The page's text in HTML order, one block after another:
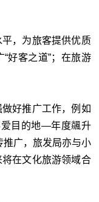
，为旅客提供优质
好客之道”；在旅游
好推广工作，例如
爱目的地—年度飊升
推广，旅发局亦与小
在文化旅游领域合